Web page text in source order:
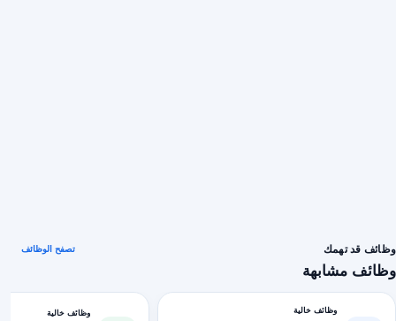
وظائف قد تهمك
وظائف مشابهة
تصفح الوظائف
وظائف خالية وظائف خالية